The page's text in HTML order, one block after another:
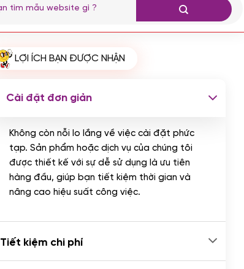
Cài đặt plugin theo yêu cầu
(+100.000 VND)
qua ngân hàng vietcombank,
LỢI ÍCH BẠN ĐƯỢC NHẬN
Cài đặt đơn giản
Không còn nỗi lo lắng về việc cài đặt phức
tạp. Sản phẩm hoặc dịch vụ của chúng tôi
được thiết kế với sự dễ sử dụng là ưu tiên
hàng đầu, giúp bạn tiết kiệm thời gian và
nâng cao hiệu suất công việc.
Tiết kiệm chi phí